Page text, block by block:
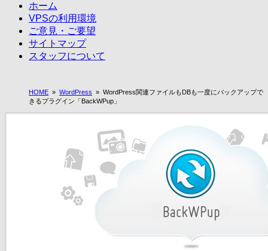
ホーム
VPSの利用環境
ご意見・ご要望
サイトマップ
スタッフについて
HOME » WordPress » WordPress関連ファイルもDBも一度にバックアップで
きるプラグイン「BackWPup」